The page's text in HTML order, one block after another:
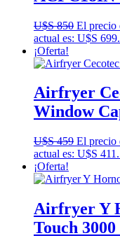
U$S850 El precio
actual es: U$S 699.
¡Oferta!
Airfryer
Window
U$S459 El precio
actual es: U$S 411.
¡Oferta!
Airfryer Y
Touch 3000